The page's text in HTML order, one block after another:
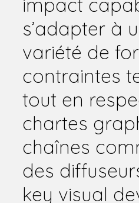
s’adapter à
variété de
contraintes
tout en
chartes
chaînes
des
key visual